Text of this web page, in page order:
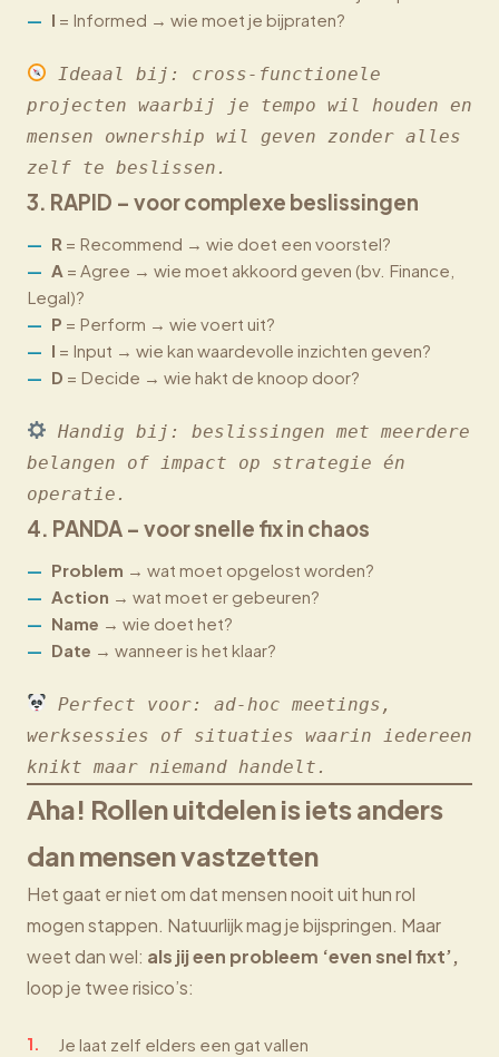
I = Informed → wie moet je bijpraten?
Ideaal bij: cross-functionele
projecten waarbij je tempo wil houden en
mensen ownership wil geven zonder alles
zelf te beslissen.
3. RAPID – voor complexe beslissingen
R = Recommend → wie doet een voorstel?
A = Agree → wie moet akkoord geven (bv. Finance,
Legal)?
P = Perform → wie voert uit?
I = Input → wie kan waardevolle inzichten geven?
D = Decide → wie hakt de knoop door?
Handig bij: beslissingen met meerdere
belangen of impact op strategie én
operatie.
4. PANDA – voor snelle fix in chaos
Problem → wat moet opgelost worden?
Action → wat moet er gebeuren?
Name → wie doet het?
Date → wanneer is het klaar?
Perfect voor: ad-hoc meetings,
werksessies of situaties waarin iedereen
knikt maar niemand handelt.
Aha! Rollen uitdelen is iets anders
dan mensen vastzetten
Het gaat er niet om dat mensen nooit uit hun rol
mogen stappen. Natuurlijk mag je bijspringen. Maar
weet dan wel: als jij een probleem ‘even snel fixt’,
loop je twee risico’s:
Je laat zelf elders een gat vallen